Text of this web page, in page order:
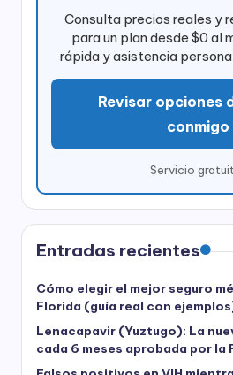
Consulta precios reales y
para un plan desde $0 al
rápida y asistencia
Revisar opciones
conmigo
Servicio
Entradas recientes
Cómo elegir el mejor seguro
Florida (guía real con
Lenacapavir (Yuztugo): La
cada 6 meses aprobada por la